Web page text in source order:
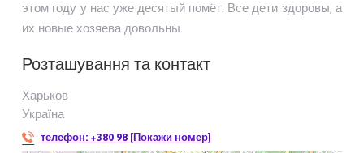
этом году у нас уже десятый помёт. Все дети здоровы, а
их новые хозяева довольны.
Розташування та контакт
Харьков
Україна
телефон: +380 98 [Покажи номер]